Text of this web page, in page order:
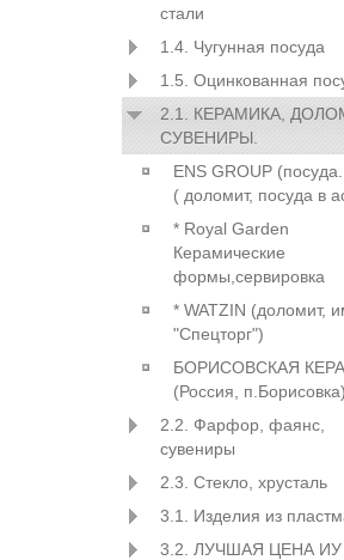
стали
1.4. Чугунная посуда
1.5. Оцинкованная
2.1. КЕРАМИКА,
СУВЕНИРЫ.
ENS GROUP
( доломит, посуда в
* Royal Garden
Керамические
формы,сервировка
* WATZIN (доломит,
"Спецторг")
БОРИСОВСКАЯ
(Россия, п.Борисовка)
2.2. Фарфор, фаянс,
сувениры
2.3. Стекло, хрусталь
3.1. Изделия из
3.2. ЛУЧШАЯ ЦЕНА ИУ